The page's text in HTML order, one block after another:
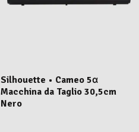
Silhouette • Cameo 5α
Macchina da Taglio 30,5cm
Nero